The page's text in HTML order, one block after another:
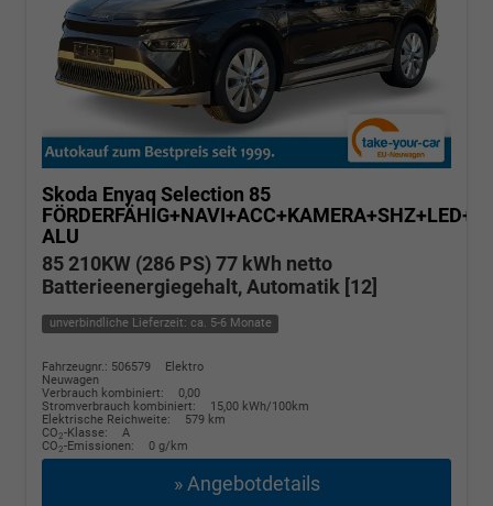
Skoda Enyaq Selection 85
ALU
85 210KW (286 PS) 77 kWh netto
Batterieenergiegehalt, Automatik [12]
unverbindliche Lieferzeit: ca. 5-6 Monate
Fahrzeugnr.: 506579
Elektro
Neuwagen
Verbrauch kombiniert:
0,00
Stromverbrauch kombiniert:
15,00 kWh/100km
Elektrische Reichweite:
579 km
CO2-Klasse:
A
CO2-Emissionen: 0 g/km
» Angebotdetails